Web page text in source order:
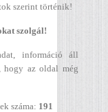
szerint történik!
szolgál!
információ áll
, hogy az oldal még
száma: 191